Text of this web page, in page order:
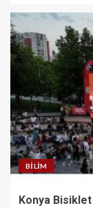
BILIM
Konya Bisiklet